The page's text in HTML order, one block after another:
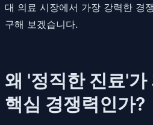
대 의료 시장에서 가장 강력한 경
구해 보겠습니다.
왜 '정직한 진료'가
핵심 경쟁력인가?